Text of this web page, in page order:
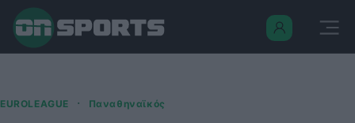
EUROLEAGUE · Παναθηναϊκός